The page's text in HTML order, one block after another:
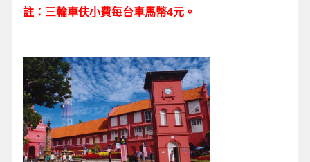
註：三輪車伕小費每台車馬幣4元。